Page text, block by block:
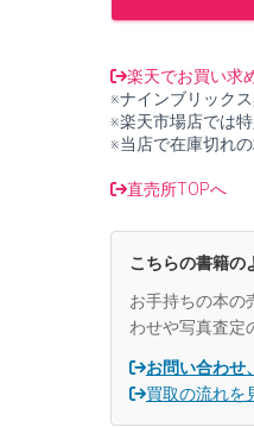
史
俗
調
査
報
書
大
【中
古】
楽天でお買い求
※ナインブリック
※楽天市場店では
※当店で在庫切れ
直売所TOPへ
こちらの書籍の
お手持ちの本の
わせや写真査定
お問い合わせ
買取の流れを